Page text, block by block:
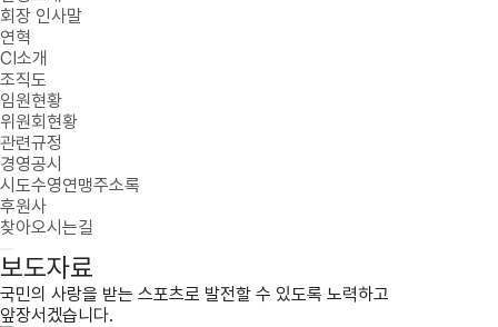
회장 인사말
연혁
CI소개
조직도
임원현황
위원회현황
관련규정
경영공시
시도수영연맹주소록
후원사
찾아오시는길
보도자료
국민의 사랑을 받는 스포츠로 발전할 수 있도록 노력하고
앞장서겠습니다.